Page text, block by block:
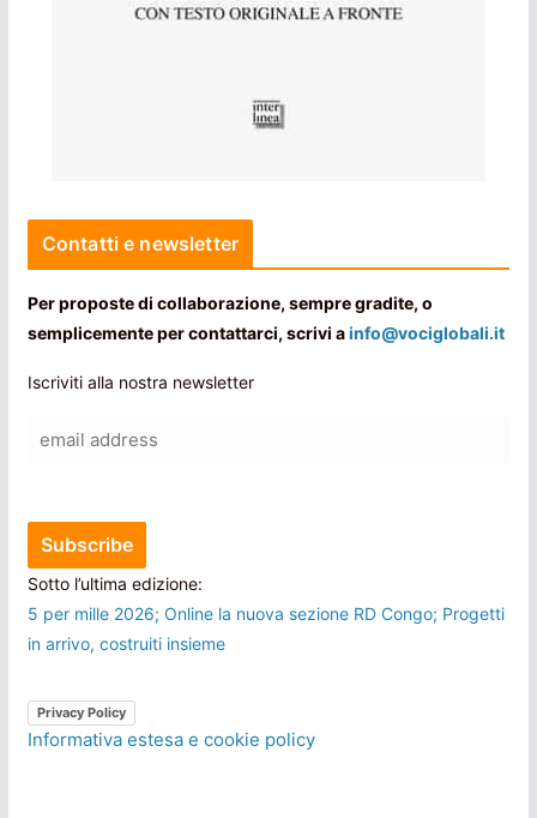
Contatti e newsletter
Per proposte di collaborazione, sempre gradite, o
semplicemente per contattarci, scrivi ainfo@vociglobali.it
Iscriviti alla nostra newsletter
Sotto l’ultima edizione:
5 per mille 2026; Online la nuova sezione RD Congo; Progetti
in arrivo, costruiti insieme
Privacy Policy
Informativa estesa e cookie policy